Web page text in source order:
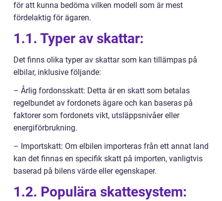
för att kunna bedöma vilken modell som är mest
fördelaktig för ägaren.
1.1. Typer av skattar:
Det finns olika typer av skattar som kan tillämpas på
elbilar, inklusive följande:
– Årlig fordonsskatt: Detta är en skatt som betalas
regelbundet av fordonets ägare och kan baseras på
faktorer som fordonets vikt, utsläppsnivåer eller
energiförbrukning.
– Importskatt: Om elbilen importeras från ett annat land
kan det finnas en specifik skatt på importen, vanligtvis
baserad på bilens värde eller egenskaper.
1.2. Populära skattesystem: